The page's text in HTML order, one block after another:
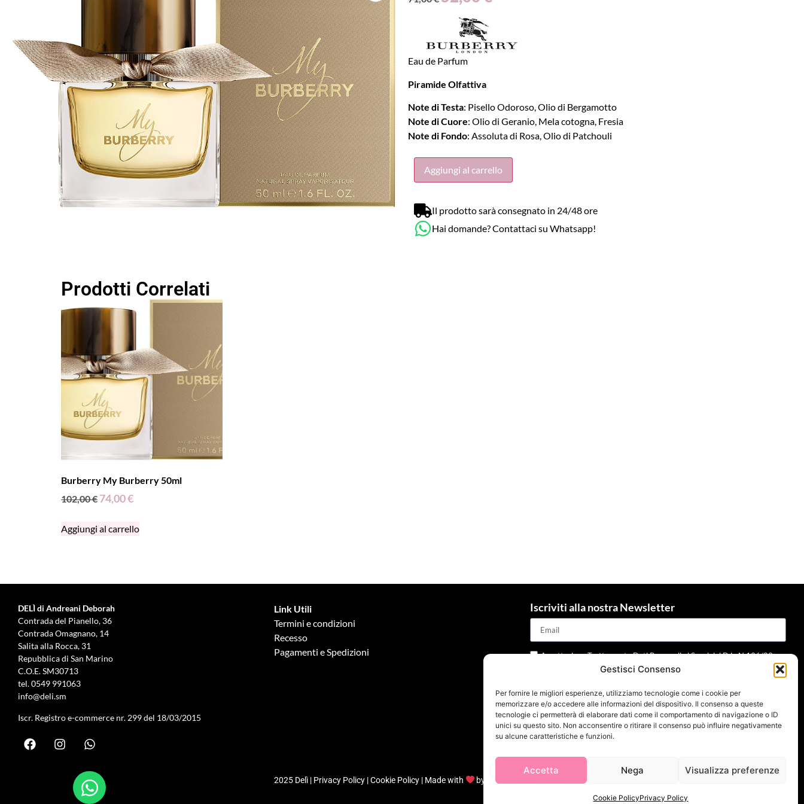
Gestisci Consenso
Per fornire le migliori esperienze, utilizziamo tecnologie come i cookie per
memorizzare e/o accedere alle informazioni del dispositivo. Il consenso a queste
tecnologie ci permetterà di elaborare dati come il comportamento di navigazione o ID
unici su questo sito. Non acconsentire o ritirare il consenso può influire negativamente
su alcune caratteristiche e funzioni.
Accetta Nega Visualizza preferenze
Cookie PolicyPrivacy Policy
Eau de Parfum
Piramide Olfattiva
Note di Testa: Pisello Odoroso, Olio di Bergamotto
Note di Cuore: Olio di Geranio, Mela cotogna, Fresia
Note di Fondo: Assoluta di Rosa, Olio di Patchouli
Aggiungi al carrello
Il prodotto sarà consegnato in 24/48 ore
Hai domande? Contattaci su Whatsapp!
Prodotti Correlati
Burberry My Burberry 50ml
102,00€ 74,00€
Aggiungi al carrello
DELÌ di Andreani Deborah
Contrada del Pianello, 36
Contrada Omagnano, 14
Salita alla Rocca, 31
Repubblica di San Marino
C.O.E. SM30713
tel.0549 991063
info@deli.sm
Iscr. Registro e-commerce nr. 299 del 18/03/2015
Link Utili
Termini e condizioni
Recesso
Pagamenti e Spedizioni
Iscriviti alla nostra Newsletter
Accettazione Trattamento Dati Personali ai Sensi del D.L. N.196/03 e
Gdpr 679/2016 e della normativa applicabile
Invia
2025 Delì | Privacy Policy|Cookie Policy| Made with by Jenny Mina